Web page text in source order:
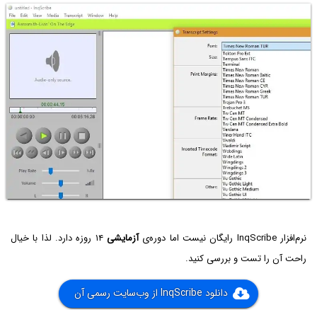
نرم‌افزار InqScribe رایگان نیست اما دوره‌ی آزمایشی
۱۴ روزه دارد. لذا با خیال
راحت آن را تست و بررسی کنید.
دانلود InqScribe از وب‌سایت رسمی آن